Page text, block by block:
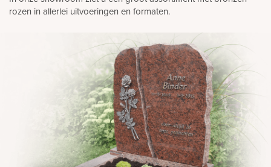
rozen in allerlei uitvoeringen en formaten.